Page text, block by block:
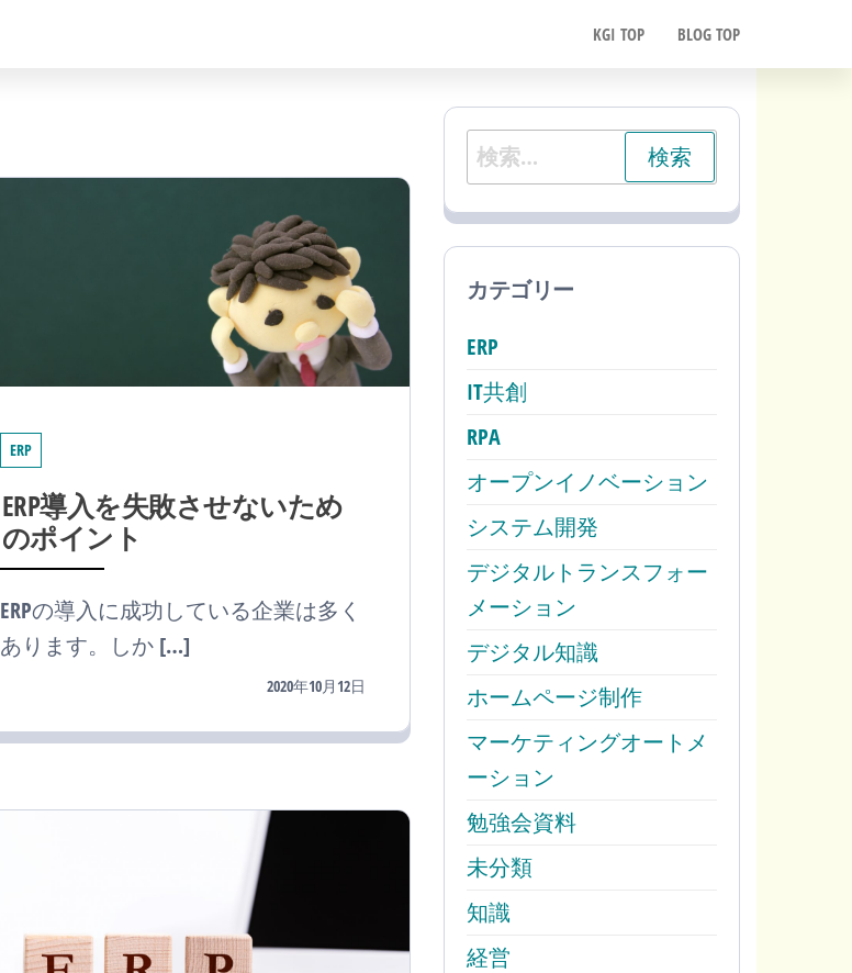
KGI TOP BLOG TOP
ERP
ERP導入を失敗させないため
のポイント
ERPの導入に成功している企業は多く
あります。しか […]
2020年10月12日
検
索:
カテゴリー
ERP
IT共創
RPA
オープンイノベーション
システム開発
デジタルトランスフォー
メーション
デジタル知識
ホームページ制作
マーケティングオートメ
ーション
勉強会資料
未分類
知識
経営